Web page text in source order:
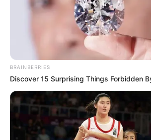
ดวงความรัก ของคุณทั้ง 2 คนนั้น ค่อนข้
รุนแรง ดังนั้นเมื่อมาครองคู่อยู่ด้วยกัน
ขัดแย้งกันได้อยู่เกือบตลอดเวลา แต่โด
แล้วมีความผูกพันกันอย่างลึกซึ้งมาก คุ
กันอย่างจริงแท้ ต่างคนต่างอดทนซึ่ง
ความคิดเห็นที่แตกแยกกันเสมอๆ แม้จ
ส่วนคล้ายคลึง และไปกันได้ดีทีเดียว ถึง
แก้ไขในเรื่องของอารมณ์ได้ เรื่องอื่นก็ไ
BRAINBERRIES
Discover 15 Surprising Things Forbidden